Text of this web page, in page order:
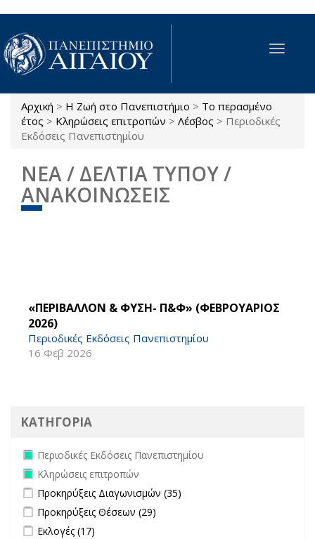
Παράκαμψη προς το κυρίως περιεχόμενο
Toggle
Είστε εδώ
Αρχική > Η Ζωή στο Πανεπιστήμιο > Το περασμένο
έτος > Κληρώσεις επιτροπών > Λέσβος > Περιοδικές
Εκδόσεις Πανεπιστημίου
ΝΕΑ / ΔΕΛΤΙΑ ΤΥΠΟΥ /
ΑΝΑΚΟΙΝΩΣΕΙΣ
«ΠΕΡΙΒΑΛΛΟΝ & ΦΥΣΗ- Π&Φ» (ΦΕΒΡΟΥΑΡΙΟΣ
2026)
Περιοδικές Εκδόσεις Πανεπιστημίου
16 Φεβ 2026
ΚΑΤΗΓΟΡΙΑ
Remove Περιοδικές Εκδόσεις Πανεπιστημίου filter
Περιοδικές Εκδόσεις Πανεπιστημίου
Remove Κληρώσεις επιτροπών filter
Κληρώσεις επιτροπών
Apply Προκηρύξεις Διαγωνισμών filter
Προκηρύξεις Διαγωνισμών (35)
Apply Προκηρύξεις Θέσεων filter
Προκηρύξεις Θέσεων (29)
Apply Εκλογές filter
Εκλογές (17)